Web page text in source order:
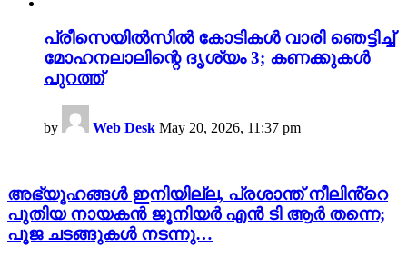
പ്രീസെയിൽസിൽ കോടികൾ വാരി ഞെട്ടിച്ച്
മോഹനലാലിന്റെ ദൃശ്യം 3; കണക്കുകൾ
പുറത്ത്
by Web Desk May 20, 2026, 11:37 pm
അഭ്യൂഹങ്ങൾ ഇനിയില്ല, പ്രശാന്ത് നീലിൻ്റെ
പുതിയ നായകൻ ജൂനിയർ എൻ ടി ആർ തന്നെ;
പൂജ ചടങ്ങുകൾ നടന്നു…